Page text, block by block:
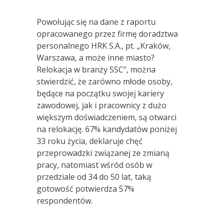
Powołując się na dane z raportu
opracowanego przez firmę doradztwa
personalnego HRK S.A., pt. „Kraków,
Warszawa, a może inne miasto?
Relokacja w branży SSC”, można
stwierdzić, że zarówno młode osoby,
będące na początku swojej kariery
zawodowej, jak i pracownicy z dużo
większym doświadczeniem, są otwarci
na relokację. 67% kandydatów poniżej
33 roku życia, deklaruje chęć
przeprowadzki związanej ze zmianą
pracy, natomiast wśród osób w
przedziale od 34 do 50 lat, taką
gotowość potwierdza 57%
respondentów.